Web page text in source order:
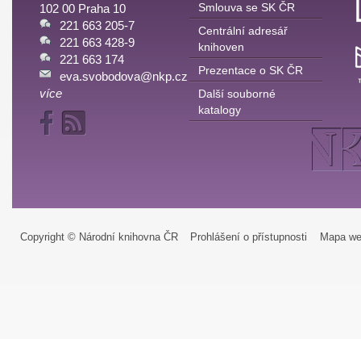
102 00 Praha 10
221 663 205-7
221 663 428-9
221 663 174
eva.svobodova@nkp.cz
více
Smlouva se SK ČR
Centrální adresář
knihoven
Prezentace o SK ČR
Další souborné
katalogy
Copyright © Národní knihovna ČR Prohlášení o přístupnosti Mapa